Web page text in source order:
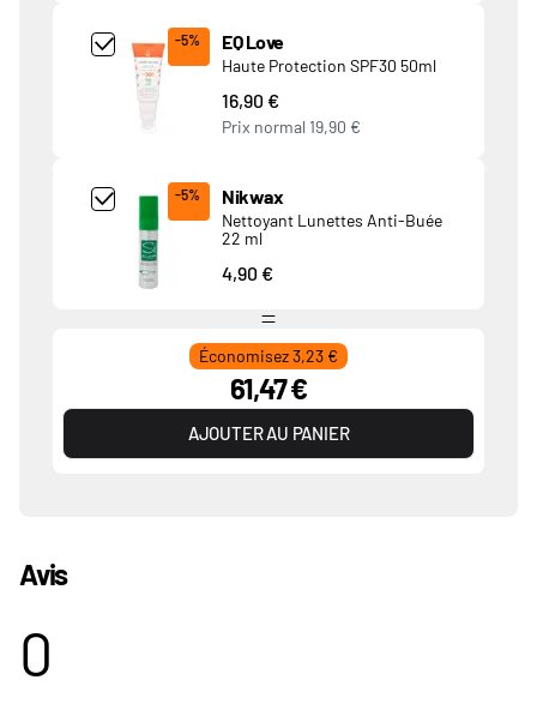
Add Product MjQ4MTk= undefined
-5% EQ Love
Haute Protection SPF30 50ml
16,90 €
Prix normal 19,90 €
Add Product MjkwNDA= undefined
-5% Nikwax
Nettoyant Lunettes Anti-Buée
22 ml
4,90 €
Économisez 3,23 €
61,47 €
AJOUTER AU PANIER
Avis
0